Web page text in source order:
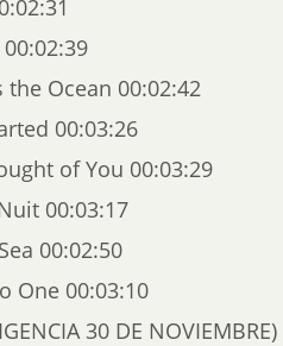
the Ocean 00:02:42
00:03:26
of You 00:03:29
00:03:17
00:02:50
One 00:03:10
30 DE